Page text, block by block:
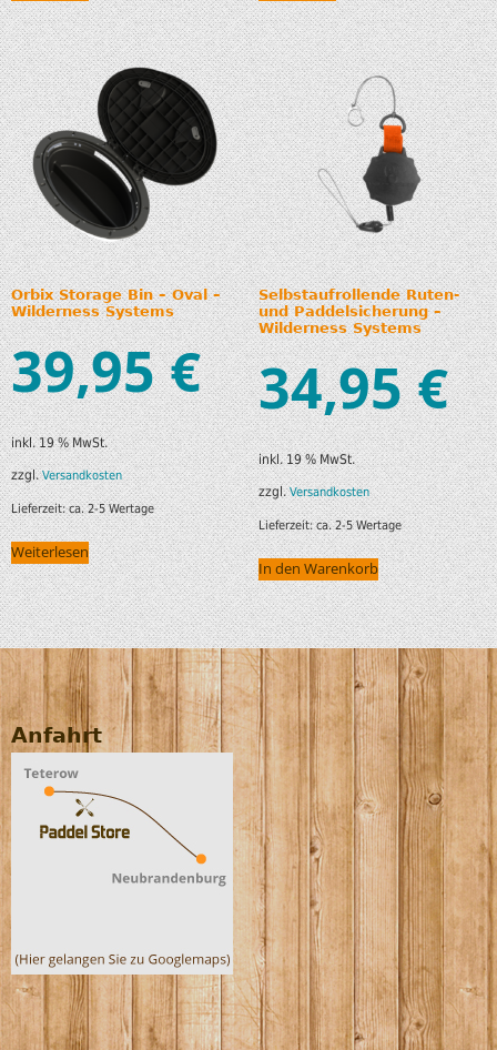
Orbix Storage Bin – Oval –
Wilderness Systems
39,95€
inkl. 19 % MwSt.
zzgl.Versandkosten
Lieferzeit:ca. 2-5 Wertage
Weiterlesen
Selbstaufrollende Ruten-
und Paddelsicherung –
Wilderness Systems
34,95€
inkl. 19 % MwSt.
zzgl.Versandkosten
Lieferzeit:ca. 2-5 Wertage
In den Warenkorb
Anfahrt